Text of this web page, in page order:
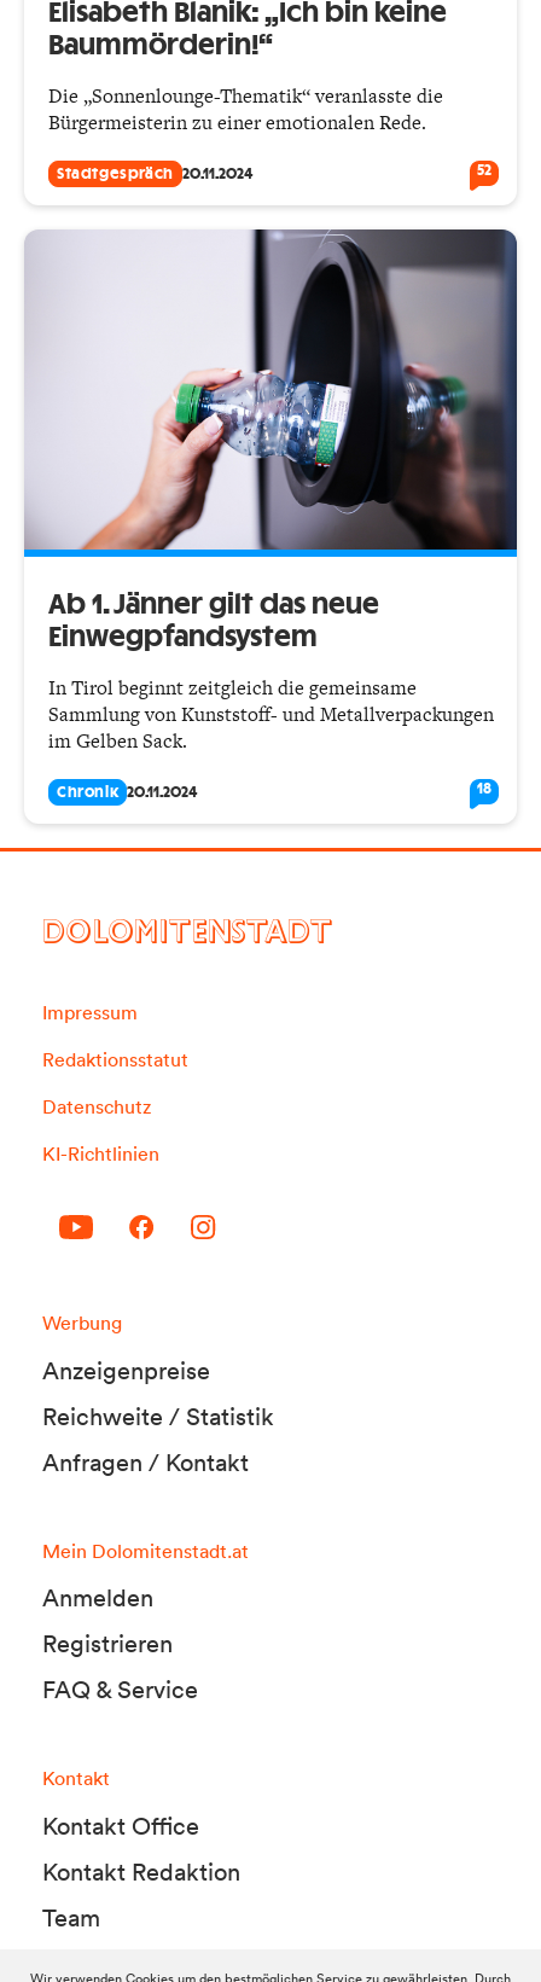
Elisabeth Blanik: „Ich bin keine
Baummörderin!“
Die „Sonnenlounge-Thematik“ veranlasste die
Bürgermeisterin zu einer emotionalen Rede.
Stadtgespräch 20.11.2024 52
Ab 1. Jänner gilt das neue
Einwegpfandsystem
In Tirol beginnt zeitgleich die gemeinsame
Sammlung von Kunststoff- und Metallverpackungen
im Gelben Sack.
Chronik 20.11.2024 18
DOLOMITENSTADT
Impressum
Redaktionsstatut
Datenschutz
KI-Richtlinien
Werbung
Anzeigenpreise
Reichweite / Statistik
Anfragen / Kontakt
Mein Dolomitenstadt.at
Anmelden
Registrieren
FAQ & Service
Kontakt
Kontakt Office
Kontakt Redaktion
Team